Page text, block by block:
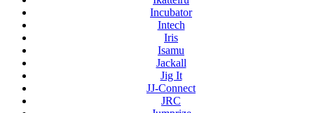
Incubator
Intech
Iris
Isamu
Jackall
Jig It
JJ-Connect
JRC